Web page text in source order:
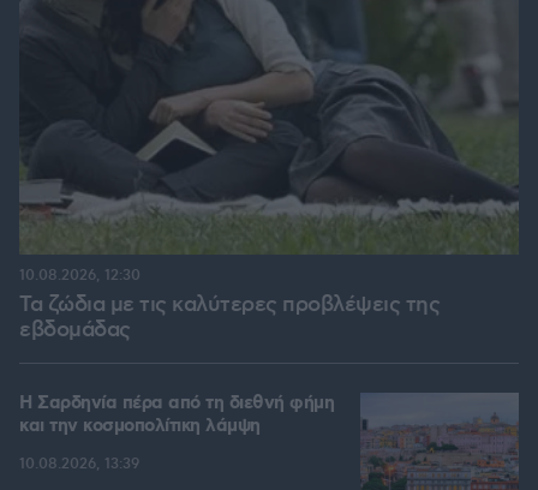
Τα ζώδια με τις καλύτερες προβλέψεις της
εβδομάδας
10.08.2026, 12:30
Η Σαρδηνία πέρα από τη διεθνή φήμη
και την κοσμοπολίτικη λάμψη
10.08.2026, 13:39